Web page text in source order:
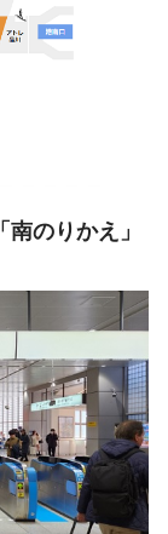
のりかえ」